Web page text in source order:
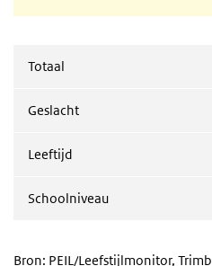
Totaal
Geslacht
Leeftijd
Schoolniveau
Bron: PEIL/Leefstijlmonitor,